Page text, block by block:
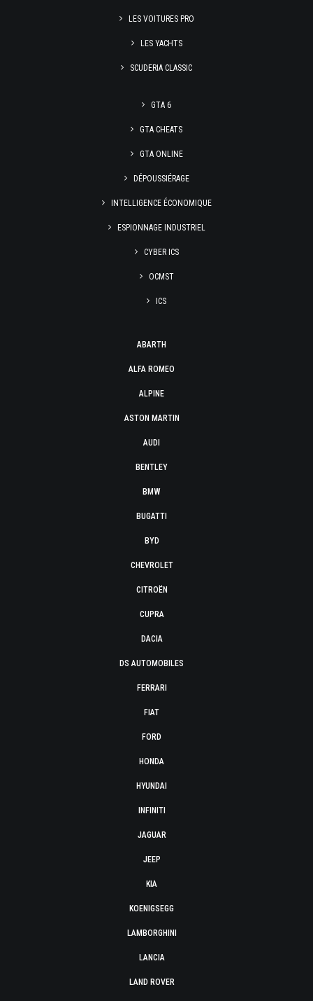
LES VOITURES PRO
LES YACHTS
SCUDERIA CLASSIC
GTA 6
GTA CHEATS
GTA ONLINE
DÉPOUSSIÉRAGE
INTELLIGENCE ÉCONOMIQUE
ESPIONNAGE INDUSTRIEL
CYBER ICS
OCMST
ICS
ABARTH
ALFA ROMEO
ALPINE
ASTON MARTIN
AUDI
BENTLEY
BMW
BUGATTI
BYD
CHEVROLET
CITROËN
CUPRA
DACIA
DS AUTOMOBILES
FERRARI
FIAT
FORD
HONDA
HYUNDAI
INFINITI
JAGUAR
JEEP
KIA
KOENIGSEGG
LAMBORGHINI
LANCIA
LAND ROVER